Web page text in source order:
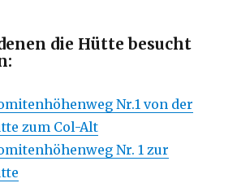
die Hütte besucht
Nr.1 von der
zum Col-Alt
Nr. 1 zur